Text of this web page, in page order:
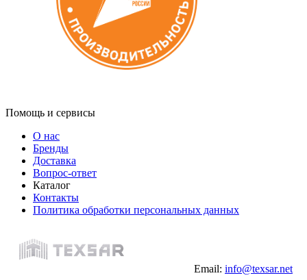
Помощь и сервисы
О нас
Бренды
Доставка
Вопрос-ответ
Каталог
Контакты
Политика обработки персональных данных
Email: info@texsar.net